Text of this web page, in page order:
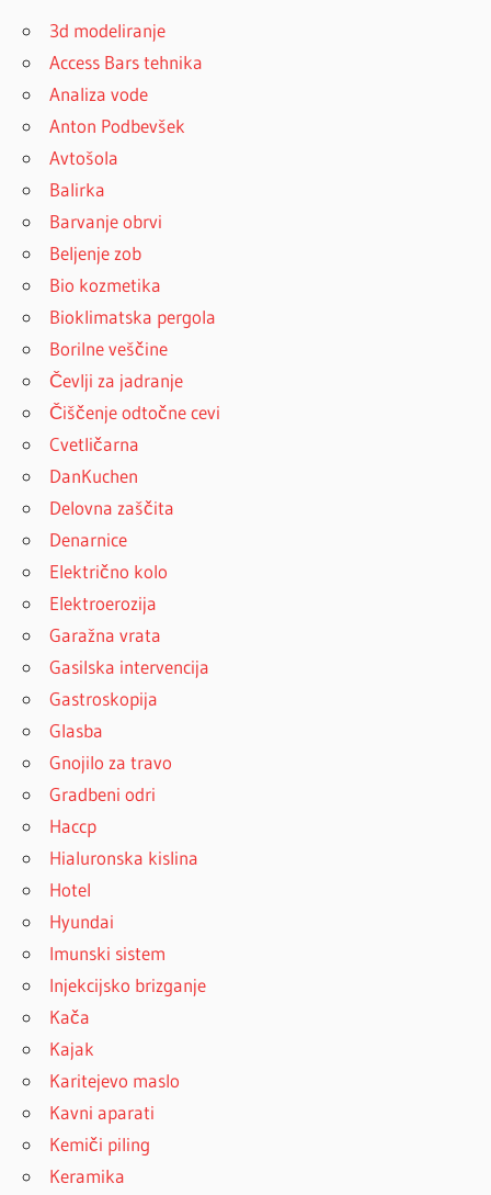
3d modeliranje
Access Bars tehnika
Analiza vode
Anton Podbevšek
Avtošola
Balirka
Barvanje obrvi
Beljenje zob
Bio kozmetika
Bioklimatska pergola
Borilne veščine
Čevlji za jadranje
Čiščenje odtočne cevi
Cvetličarna
DanKuchen
Delovna zaščita
Denarnice
Električno kolo
Elektroerozija
Garažna vrata
Gasilska intervencija
Gastroskopija
Glasba
Gnojilo za travo
Gradbeni odri
Haccp
Hialuronska kislina
Hotel
Hyundai
Imunski sistem
Injekcijsko brizganje
Kača
Kajak
Karitejevo maslo
Kavni aparati
Kemiči piling
Keramika